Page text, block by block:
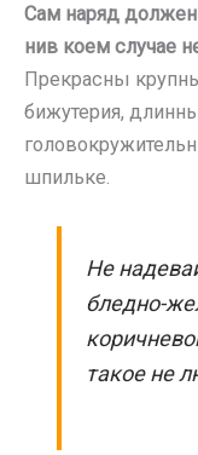
Сам наряд
нив коем случае
Прекрасны
бижутерия,
шпильке.
Не
бледно-
такое не